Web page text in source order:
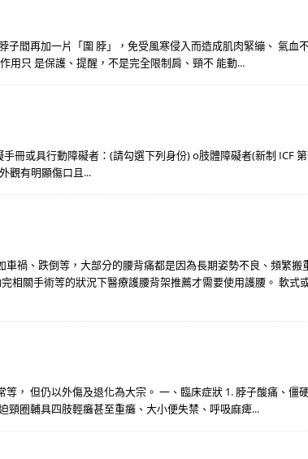
間再加一片「圍 脖」，免受風寒侵入而造成肌肉緊繃、 氣血
用只 是保護、提醒，不是完全限制肩、頸不 能動...
冊或具行動障礙者：(請勾選下列身份) o肢體障礙者(新制 ICF
觀有明顯傷口且...
禍、跌倒等，大部分的腰背痛都是因為長期姿勢不良、頻繁搬
關手術等的狀況下醫療護腰背架推薦才需要使用護腰。 軟式
， 但仍以外傷及退化為大宗。 一、臨床症狀 1. 脖子酸痛、僵
頸圈輔具四肢輕癱甚至重癱、大小便失禁、呼吸麻痺...